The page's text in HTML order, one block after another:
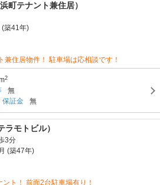
町テナント兼住居）
(築41年)
兼住居物件！ 駐車場は応相談です！
2
無
保証金 無
ラモトビル）
3分
(築47年)
ト！ 前面2台駐車場有り！